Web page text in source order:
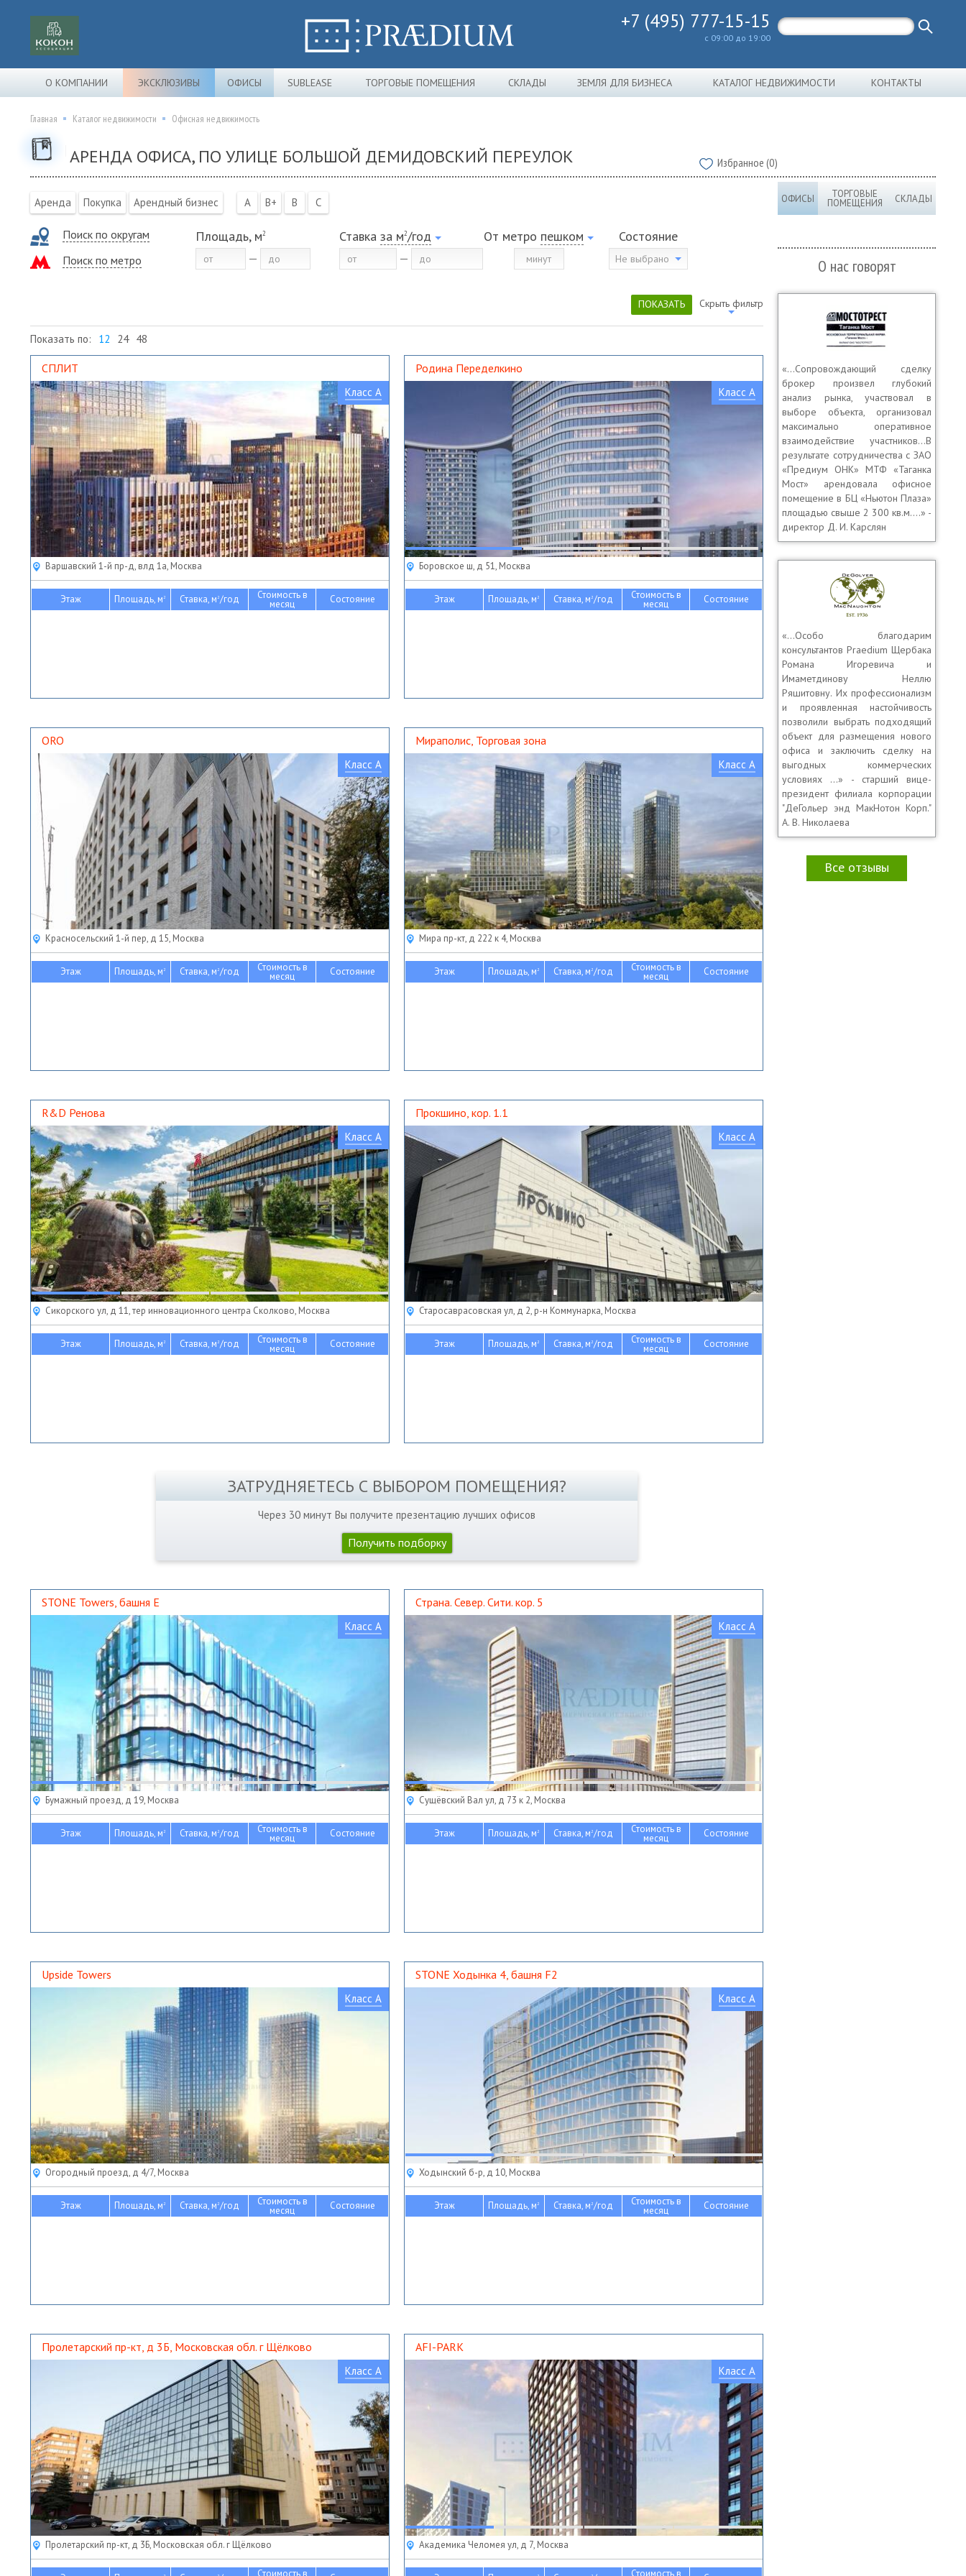
+7 (495) 777-15-15
с 09:00 до 19:00
О КОМПАНИИ ЭКСКЛЮЗИВЫ ОФИСЫ SUBLEASE ТОРГОВЫЕ ПОМЕЩЕНИЯ СКЛАДЫ ЗЕМЛЯ ДЛЯ БИЗНЕСА КАТАЛОГ НЕДВИЖИМОСТИ КОНТАКТЫ
Главная Каталог недвижимости Офисная недвижимость
АРЕНДА ОФИСА, ПО УЛИЦЕ БОЛЬШОЙ ДЕМИДОВСКИЙ ПЕРЕУЛОК Избранное (0)
Аренда Покупка Арендный бизнес A B+ B C
Поиск по округам
Поиск по метро
Площадь, м2 Ставка за м2/год От метро пешком Состояние
Не выбрано
ПОКАЗАТЬ Скрыть фильтр
Показать по: 12 24 48
СПЛИТ
Класс A
Варшавский 1-й пр-д, влд 1а, Москва
Этаж Площадь, м2 Ставка, м2/год Стоимость в
месяц Состояние
Родина Переделкино
Класс A
Боровское ш, д 51, Москва
Этаж Площадь, м2 Ставка, м2/год Стоимость в
месяц Состояние
ORO
Класс A
Красносельский 1-й пер, д 15, Москва
Этаж Площадь, м2 Ставка, м2/год Стоимость в
месяц Состояние
Мираполис, Торговая зона
Класс A
Мира пр-кт, д 222 к 4, Москва
Этаж Площадь, м2 Ставка, м2/год Стоимость в
месяц Состояние
R&D Ренова
Класс A
Сикорского ул, д 11, тер инновационного центра Сколково, Москва
Этаж Площадь, м2 Ставка, м2/год Стоимость в
месяц Состояние
Прокшино, кор. 1.1
Класс A
Старосаврасовская ул, д 2, р-н Коммунарка, Москва
Этаж Площадь, м2 Ставка, м2/год Стоимость в
месяц Состояние
ЗАТРУДНЯЕТЕСЬ С ВЫБОРОМ ПОМЕЩЕНИЯ?
Через 30 минут Вы получите презентацию лучших офисов
Получить подборку
STONE Towers, башня Е
Класс A
Бумажный проезд, д 19, Москва
Этаж Площадь, м2 Ставка, м2/год Стоимость в
месяц Состояние
Страна. Север. Сити. кор. 5
Класс A
Сущёвский Вал ул, д 73 к 2, Москва
Этаж Площадь, м2 Ставка, м2/год Стоимость в
месяц Состояние
Upside Towers
Класс A
Огородный проезд, д 4/7, Москва
Этаж Площадь, м2 Ставка, м2/год Стоимость в
месяц Состояние
STONE Ходынка 4, башня F2
Класс A
Ходынский б-р, д 10, Москва
Этаж Площадь, м2 Ставка, м2/год Стоимость в
месяц Состояние
Пролетарский пр-кт, д 3Б, Московская обл. г Щёлково
Класс A
Пролетарский пр-кт, д 3Б, Московская обл. г Щёлково
Стоимость в
AFI-PARK
Класс A
Академика Челомея ул, д 7, Москва
Стоимость в
ОФИСЫ ТОРГОВЫЕ
ПОМЕЩЕНИЯ СКЛАДЫ
О нас говорят
«…Сопровождающий сделку
брокер произвел глубокий
анализ рынка, участвовал в
выборе объекта, организовал
максимально оперативное
взаимодействие участников…В
результате сотрудничества с ЗАО
«Предиум ОНК» МТФ «Таганка
Мост» арендовала офисное
помещение в БЦ «Ньютон Плаза»
площадью свыше 2 300 кв.м.…» -
директор Д. И. Карслян
«…Особо благодарим
консультантов Praedium Щербака
Романа Игоревича и
Имаметдинову Неллю
Ряшитовну. Их профессионализм
и проявленная настойчивость
позволили выбрать подходящий
объект для размещения нового
офиса и заключить сделку на
выгодных коммерческих
условиях …» - старший вице-
президент филиала корпорации
"ДеГольер энд МакНотон Корп."
А. В. Николаева
Все отзывы